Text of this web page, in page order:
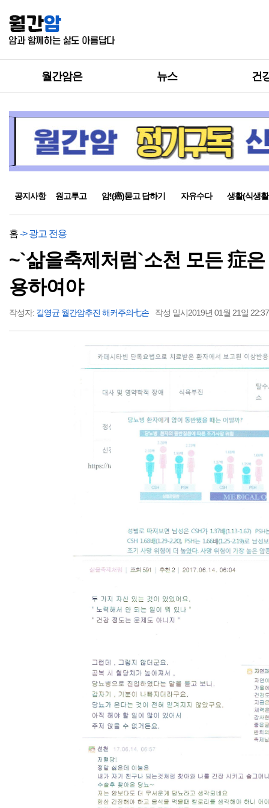
월간암은 뉴스 건
공지사항 원고투고 암!(癌)묻고 답하기 자유수다 생활(식생
홈-> 광고 전용
~`삶을축제처럼`소천 모든 症
용하여야
작성자: 길영균 월간암추진 해커주의七손 작성 일시2019년 01월 21일